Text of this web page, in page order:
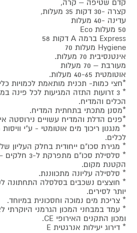
קדם שטיפה – קרה,
קצרה -30 דקות 35 מעלות,
עדינה -40 מעלות
50 מעלות Eco
Express ברמה A דקות 58
Hygiene מעלות 70
אינטנסיבית 70 מעלות.
מעורבת – 70 מעלות
אוטומטית 40-65 מעלות.
*חצי כמות- תכנית מותאמת לכמויות
* 3 זרועות התזה המגיעות לכל פינה
הכלים והמדיח.
*מסנן מתכתי בתחתית המדיח.
*פנים הדלת והמדיח עשויים נירוסטה
* מנגנון ריכוך מים אוטומטי - ע"י
לכלים.
* מגירת סכו"ם ייחודית בחלק העליון
* סלסילת סכו"ם
הקטנת מקום.
* סלסילה עליונה מתכווננת.
* חוצצים נשכבים בסלסלה התחתונה
יותר לסירים.
* צריכת מים נמוכה וחסכונית במיוחד.
ומכון התקנים האירופי CE.
* דירוג יעילות אנרגטית E